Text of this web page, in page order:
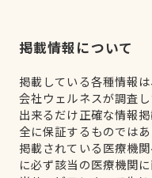
掲載情報について
掲載している各種情報
会社ウェルネスが調査
出来るだけ正確な情報
全に保証するものではあ
掲載されている医療機
に必ず該当の医療機関